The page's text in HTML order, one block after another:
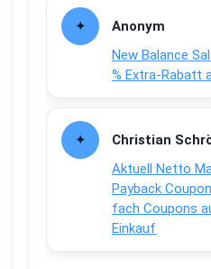
Anonym
New Balance
% Extra-Rabatt
Christian
Aktuell Netto
Payback
fach Coupons
Einkauf